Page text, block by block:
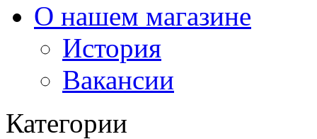
О нашем магазине
История
Вакансии
Категории